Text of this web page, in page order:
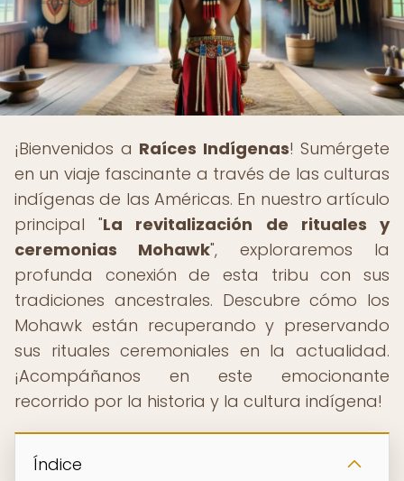
¡Bienvenidos a Raíces Indígenas! Sumérgete
en un viaje fascinante a través de las culturas
indígenas de las Américas. En nuestro artículo
principal "La revitalización de rituales y
ceremonias Mohawk", exploraremos la
profunda conexión de esta tribu con sus
tradiciones ancestrales. Descubre cómo los
Mohawk están recuperando y preservando
sus rituales ceremoniales en la actualidad.
¡Acompáñanos en este emocionante
recorrido por la historia y la cultura indígena!
Índice